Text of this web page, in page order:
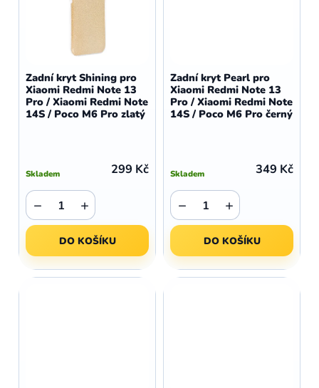
Zadní kryt Shining pro
Xiaomi Redmi Note 13
Pro / Xiaomi Redmi Note
14S / Poco M6 Pro zlatý
Skladem 299 Kč
+
−
DO KOŠÍKU
Zadní kryt Pearl pro
Xiaomi Redmi Note 13
Pro / Xiaomi Redmi Note
14S / Poco M6 Pro černý
Skladem 349 Kč
+
−
DO KOŠÍKU